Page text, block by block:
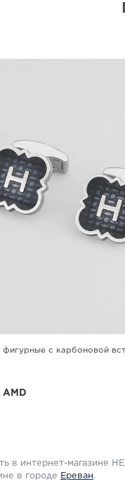
фигурные с карбоновой
при покупке от 3-х
в интернет-магазине
в городе Ереван.